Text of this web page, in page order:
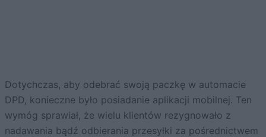
Dotychczas, aby odebrać swoją paczkę w automacie
DPD, konieczne było posiadanie aplikacji mobilnej. Ten
wymóg sprawiał, że wielu klientów rezygnowało z
nadawania bądź odbierania przesyłki za pośrednictwem